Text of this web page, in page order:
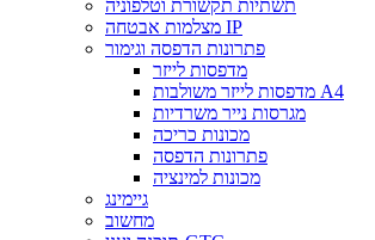
תשתיות תקשורת וטלפוניה
מצלמות אבטחה IP
פתרונות הדפסה וגימור
מדפסות לייזר
מדפסות לייזר משולבות A4
מגרסות נייר משרדיות
מכונות כריכה
פתרונות הדפסה
מכונות למינציה
גיימינג
מחשוב